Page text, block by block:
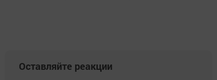
Оставляйте реакции